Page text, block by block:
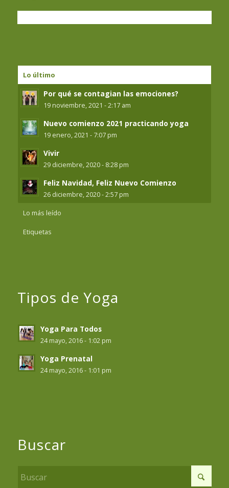
Lo último
Por qué se contagian las emociones?
19 noviembre, 2021 - 2:17 am
Nuevo comienzo 2021 practicando yoga
19 enero, 2021 - 7:07 pm
Vivir
29 diciembre, 2020 - 8:28 pm
Feliz Navidad, Feliz Nuevo Comienzo
26 diciembre, 2020 - 2:57 pm
Lo más leído
Etiquetas
Tipos de Yoga
Yoga Para Todos
24 mayo, 2016 - 1:02 pm
Yoga Prenatal
24 mayo, 2016 - 1:01 pm
Buscar